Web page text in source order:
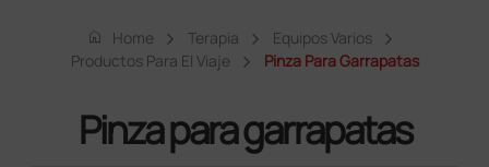
home Home Terapia
Equipos Varios
Productos Para El Viaje
Pinza Para Garrapatas
Pinza para garrapatas